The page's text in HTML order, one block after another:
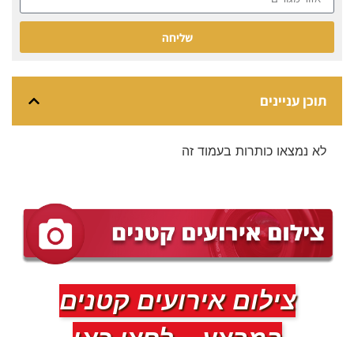
שליחה
תוכן עניינים
לא נמצאו כותרות בעמוד זה
צילום אירועים קטנים